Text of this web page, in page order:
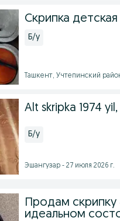
Скрипка детская
Б/у
Ташкент, Учтепинский
Alt skripka 1974
Б/у
Эшангузар - 27 июля 2026 г.
Продам скрипку
идеальном